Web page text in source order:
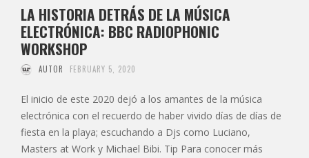
LA HISTORIA DETRÁS DE LA MÚSICA
ELECTRÓNICA: BBC RADIOPHONIC
WORKSHOP
AUTOR FEBRUARY 5, 2020
El inicio de este 2020 dejó a los amantes de la música
electrónica con el recuerdo de haber vivido días de días de
fiesta en la playa; escuchando a Djs como Luciano,
Masters at Work y Michael Bibi. Tip Para conocer más